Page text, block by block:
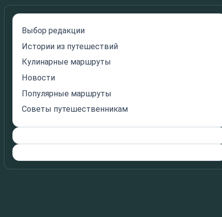
Выбор редакции
Истории из путешествий
Кулинарные маршруты
Новости
Популярные маршруты
Советы путешественникам